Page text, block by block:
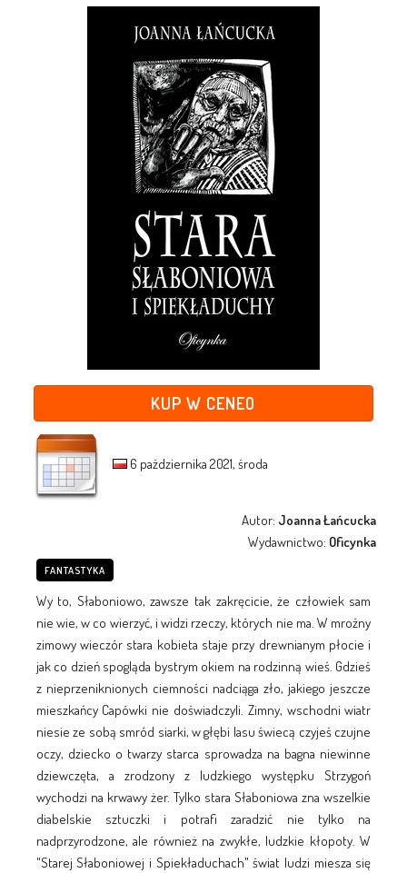
KUP W CENEO
6 października 2021, środa
Autor: Joanna Łańcucka
Wydawnictwo: Oficynka
FANTASTYKA
Wy to, Słaboniowo, zawsze tak zakręcicie, że człowiek sam
nie wie, w co wierzyć, i widzi rzeczy, których nie ma. W mroźny
zimowy wieczór stara kobieta staje przy drewnianym płocie i
jak co dzień spogląda bystrym okiem na rodzinną wieś. Gdzieś
z nieprzeniknionych ciemności nadciąga zło, jakiego jeszcze
mieszkańcy Capówki nie doświadczyli. Zimny, wschodni wiatr
niesie ze sobą smród siarki, w głębi lasu świecą czyjeś czujne
oczy, dziecko o twarzy starca sprowadza na bagna niewinne
dziewczęta, a zrodzony z ludzkiego występku Strzygoń
wychodzi na krwawy żer. Tylko stara Słaboniowa zna wszelkie
diabelskie sztuczki i potrafi zaradzić nie tylko na
nadprzyrodzone, ale również na zwykłe, ludzkie kłopoty. W
"Starej Słaboniowej i Spiekładuchach" świat ludzi miesza się